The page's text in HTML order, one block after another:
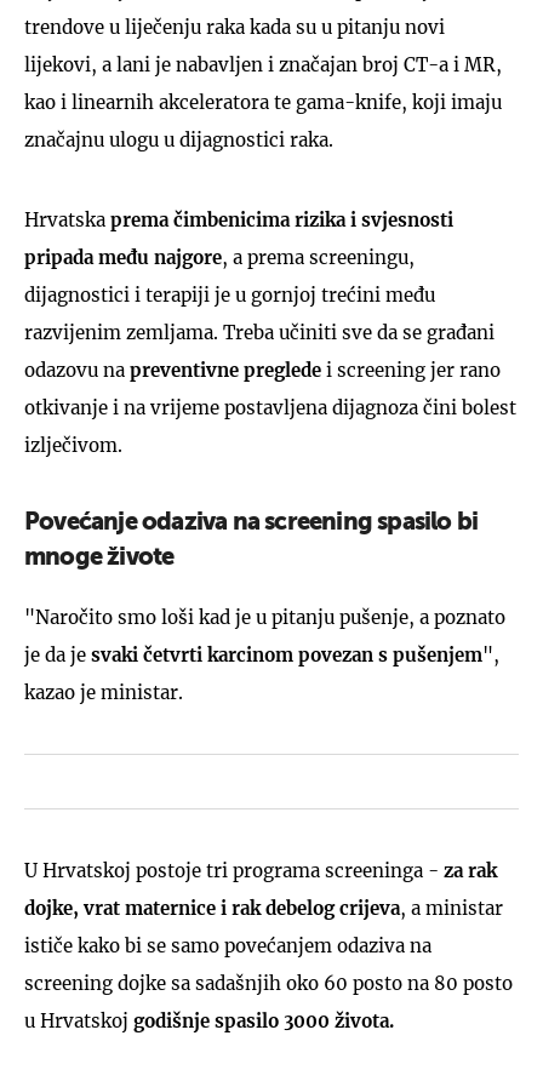
trendove u liječenju raka kada su u pitanju novi
lijekovi, a lani je nabavljen i značajan broj CT-a i MR,
kao i linearnih akceleratora te gama-knife, koji imaju
značajnu ulogu u dijagnostici raka.
Hrvatska prema čimbenicima rizika i svjesnosti
pripada među najgore, a prema screeningu,
dijagnostici i terapiji je u gornjoj trećini među
razvijenim zemljama. Treba učiniti sve da se građani
odazovu na preventivne preglede i screening jer rano
otkivanje i na vrijeme postavljena dijagnoza čini bolest
izlječivom.
Povećanje odaziva na screening spasilo bi
mnoge živote
"Naročito smo loši kad je u pitanju pušenje, a poznato
je da je svaki četvrti karcinom povezan s pušenjem",
kazao je ministar.
U Hrvatskoj postoje tri programa screeninga - za rak
dojke, vrat maternice i rak debelog crijeva, a ministar
ističe kako bi se samo povećanjem odaziva na
screening dojke sa sadašnjih oko 60 posto na 80 posto
u Hrvatskoj godišnje spasilo 3000 života.